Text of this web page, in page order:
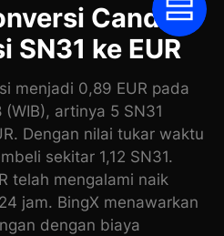
Candles
SN31 ke EUR
menjadi 0,89 EUR pada
artinya 5 SN31
Dengan nilai tukar waktu
sekitar 1,12 SN31.
telah mengalami naik
jam. BingX menawarkan
dengan biaya